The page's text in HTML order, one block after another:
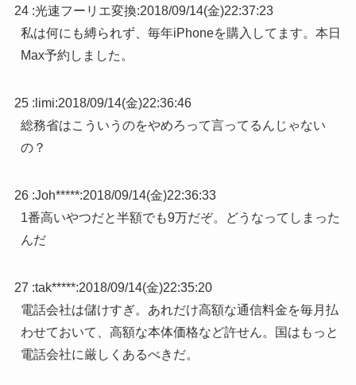
24 :光速フーリエ変換:2018/09/14(金)22:37:23
私は何にも縛られず、毎年iPhoneを購入してます。本日
Max予約しました。
25 : limi:2018/09/14(金)22:36:46
総務省はこういうのをやめろって言ってるんじゃない
の？
26 :Joh*****:2018/09/14(金)22:36:33
1番高いやつだと半額でも9万だぞ。どうなってしまった
んだ
27 :tak*****:2018/09/14(金)22:35:20
電話会社は儲けすぎ。あれだけ高額な通信料金を毎月払
わせておいて、高額な本体価格など許せん。国はもっと
電話会社に厳しくあるべきだ。